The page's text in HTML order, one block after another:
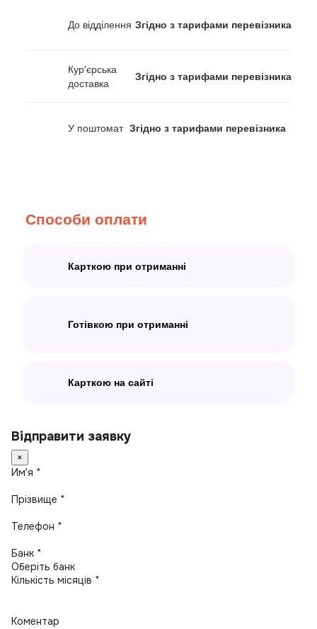
До відділення Згідно з тарифами перевізника
Кур'єрська
доставка
Згідно з тарифами перевізника
У поштомат Згідно з тарифами перевізника
Способи оплати
Карткою при отриманні
Готівкою при отриманні
Карткою на сайті
Відправити заявку
×
Имʼя *
Прізвище *
Телефон *
Банк *
Кількість місяців *
Коментар